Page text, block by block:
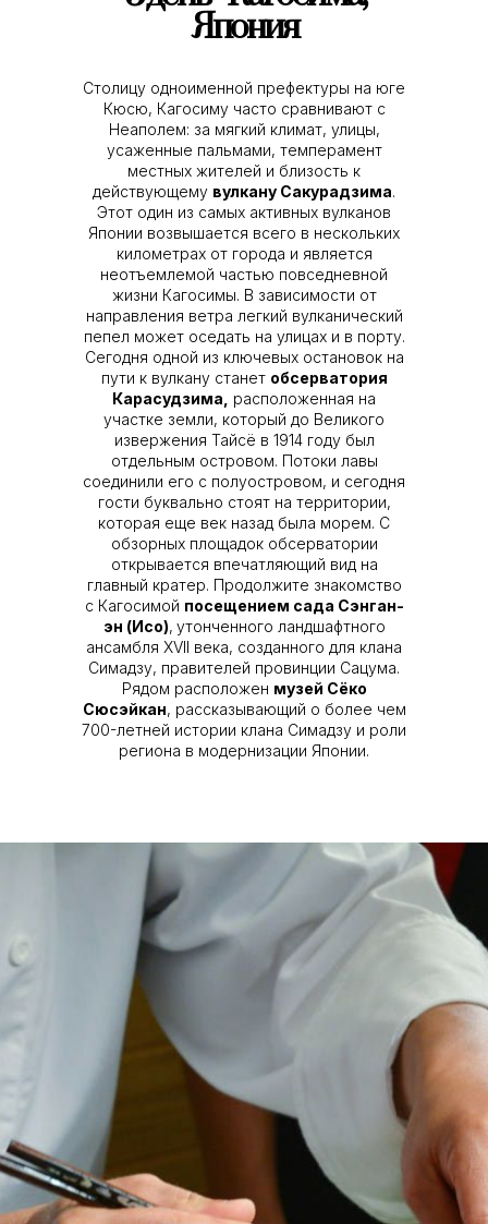
Япония
Столицу одноименной префектуры на юге
Кюсю, Кагосиму часто сравнивают с
Неаполем: за мягкий климат, улицы,
усаженные пальмами, темперамент
местных жителей и близость к
действующему вулкану Сакурадзима.
Этот один из самых активных вулканов
Японии возвышается всего в нескольких
километрах от города и является
неотъемлемой частью повседневной
жизни Кагосимы. В зависимости от
направления ветра легкий вулканический
пепел может оседать на улицах и в порту.
Сегодня одной из ключевых остановок на
пути к вулкану станет обсерватория
Карасудзима,
расположенная на
участке земли, который до Великого
извержения Тайсё в 1914 году был
отдельным островом. Потоки лавы
соединили его с полуостровом, и сегодня
гости буквально стоят на территории,
которая еще век назад была морем. С
обзорных площадок обсерватории
открывается впечатляющий вид на
главный кратер. Продолжите знакомство
с Кагосимой посещением сада Сэнган-
эн (Исо), утонченного ландшафтного
ансамбля XVII века, созданного для клана
Симадзу, правителей провинции Сацума.
Рядом расположен музей Сёко
Сюсэйкан, рассказывающий о более чем
700-летней истории клана Симадзу и роли
региона в модернизации Японии.